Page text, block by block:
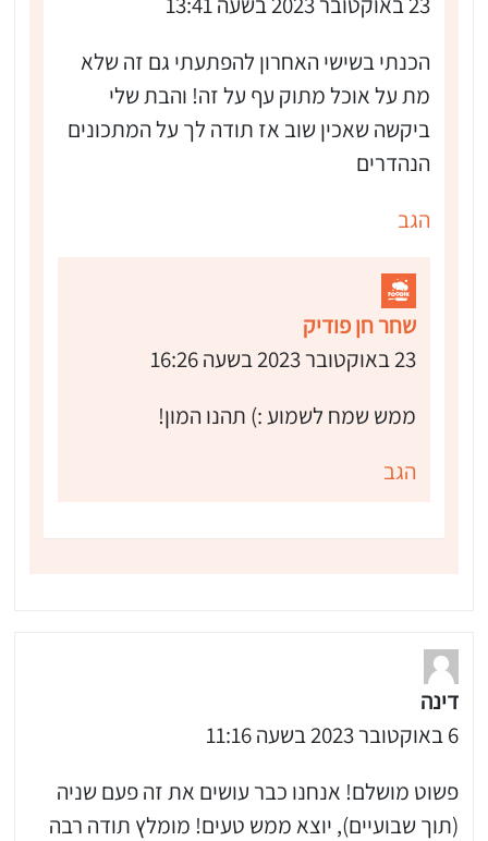
הכנתי בשישי האחרון להפתעתי גם זה שלא
מת על אוכל מתוק עף על זה! והבת שלי
ביקשה שאכין שוב אז תודה לך על המתכונים
הנהדרים
הגב
שחר חן פודיק
23 באוקטובר 2023 בשעה 16:26
ממש שמח לשמוע :) תהנו המון!
הגב
דינה
6 באוקטובר 2023 בשעה 11:16
פשוט מושלם! אנחנו כבר עושים את זה פעם שניה
(תוך שבועיים), יוצא ממש טעים! מומלץ תודה רבה